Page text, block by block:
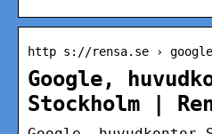
http s://rensa.se ›
Google,
Stockholm |